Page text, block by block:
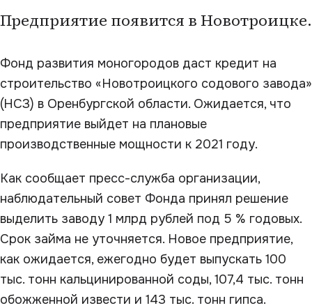
Предприятие появится в Новотроицке.
Фонд развития моногородов даст кредит на
строительство «Новотроицкого содового завода»
(НСЗ) в Оренбургской области. Ожидается, что
предприятие выйдет на плановые
производственные мощности к 2021 году.
Как сообщает пресс-служба организации,
наблюдательный совет Фонда принял решение
выделить заводу 1 млрд рублей под 5 % годовых.
Срок займа не уточняется. Новое предприятие,
как ожидается, ежегодно будет выпускать 100
тыс. тонн кальцинированной соды, 107,4 тыс. тонн
обожженной извести и 143 тыс. тонн гипса.